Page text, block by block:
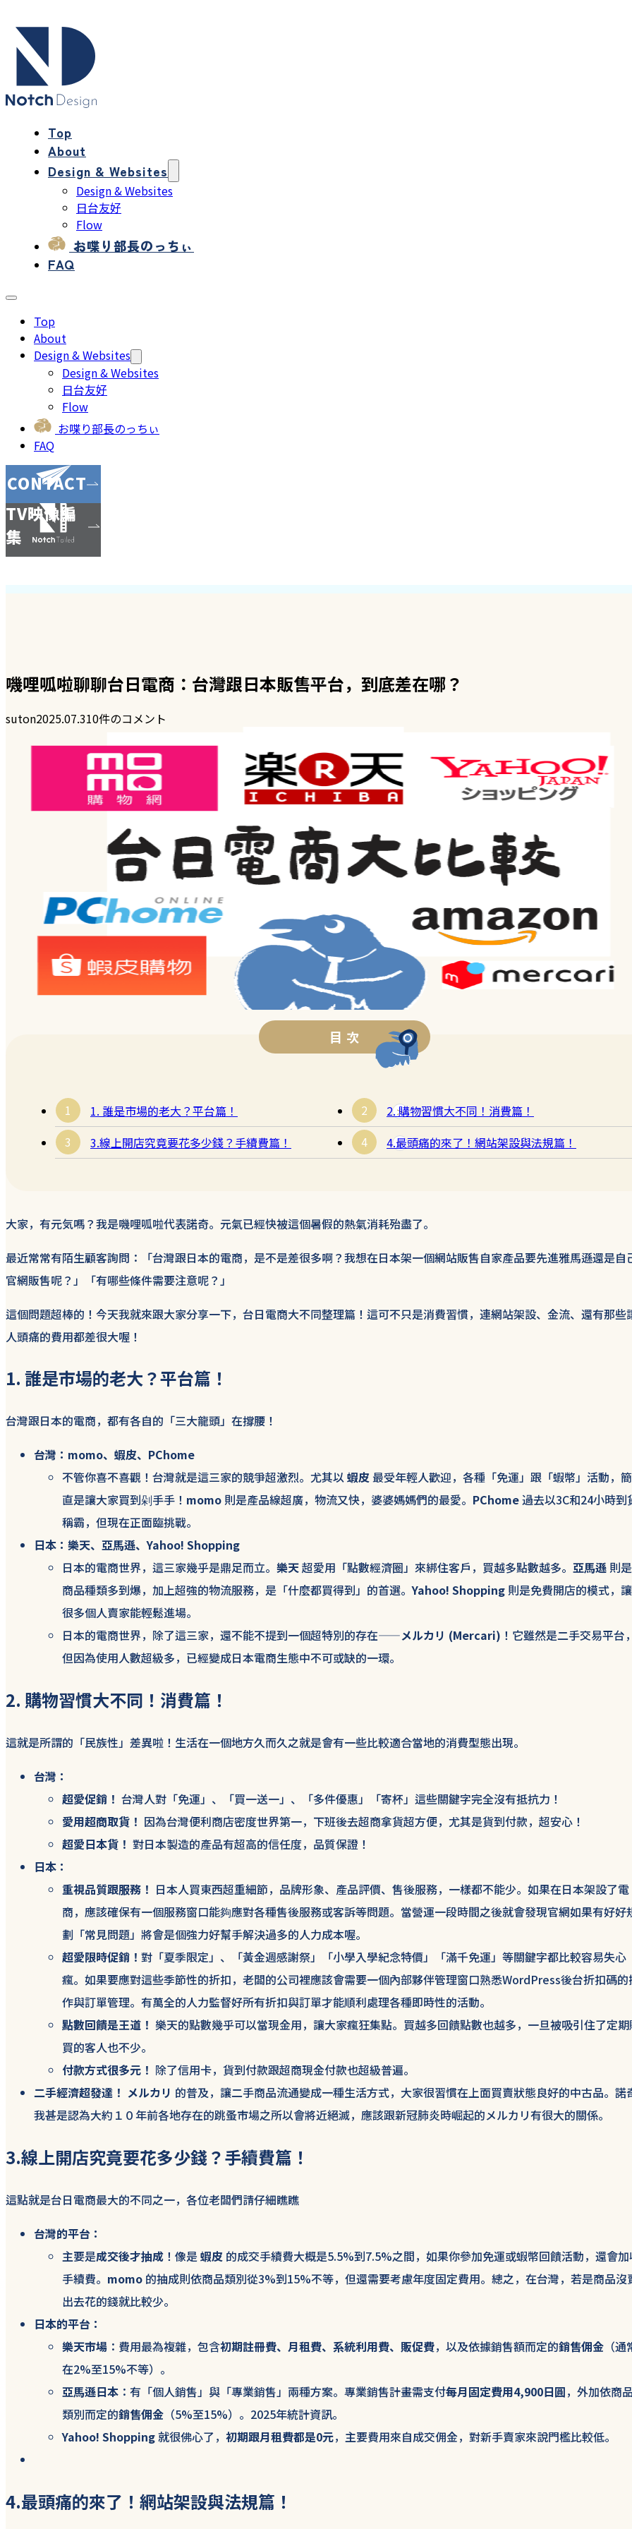
Top
About
Design & Websites
Design & Websites
日台友好
Flow
お喋り部長のっちぃ
FAQ
Top
About
Design & Websites
Design & Websites
日台友好
Flow
お喋り部長のっちぃ
FAQ
CONTACT
TV映像編
集
嘰哩呱啦聊聊台日電商：台灣跟日本販售平台，到底差在哪？
suton2025.07.310件のコメント
1. 誰是市場的老大？平台篇！
2. 購物習慣大不同！消費篇！
3.線上開店究竟要花多少錢？手續費篇！
4.最頭痛的來了！網站架設與法規篇！
目 次
大家，有元気嗎？我是嘰哩呱啦代表諾奇。元氣已經快被這個暑假的熱氣消耗殆盡了。
最近常常有陌生顧客詢問：「台灣跟日本的電商，是不是差很多啊？我想在日本架一個網站販售自家產品要先進雅馬遜還是自
官網販售呢？」「有哪些條件需要注意呢？」
這個問題超棒的！今天我就來跟大家分享一下，台日電商大不同整理篇！這可不只是消費習慣，連網站架設、金流、還有那些
人頭痛的費用都差很大喔！
1. 誰是市場的老大？平台篇！
台灣跟日本的電商，都有各自的「三大龍頭」在撐腰！
台灣：momo、蝦皮、PChome
不管你喜不喜觀！台灣就是這三家的競爭超激烈。尤其以蝦皮最受年輕人歡迎，各種「免運」跟「蝦幣」活動，簡
直是讓大家買到剁手手！ momo 則是產品線超廣，物流又快，婆婆媽媽們的最愛。 PChome過去以3C和24小時到
稱霸，但現在正面臨挑戰。
日本：樂天、亞馬遜、Yahoo! Shopping
日本的電商世界，這三家幾乎是鼎足而立。 樂天超愛用「點數經濟圈」來綁住客戶，買越多點數越多。 亞馬遜 則是
商品種類多到爆，加上超強的物流服務，是「什麼都買得到」的首選。Yahoo! Shopping 則是免費開店的模式，讓
很多個人賣家能輕鬆進場。
日本的電商世界，除了這三家，還不能不提到一個超特別的存在——メルカリ (Mercari) ！它雖然是二手交易平台
但因為使用人數超級多，已經變成日本電商生態中不可或缺的一環。
2. 購物習慣大不同！消費篇！
這就是所謂的「民族性」差異啦！生活在一個地方久而久之就是會有一些比較適合當地的消費型態出現。
台灣：
超愛促銷！ 台灣人對「免運」、「買一送一」、「多件優惠」「寄杯」這些關鍵字完全沒有抵抗力！
愛用超商取貨！ 因為台灣便利商店密度世界第一，下班後去超商拿貨超方便，尤其是貨到付款，超安心！
超愛日本貨！ 對日本製造的產品有超高的信任度，品質保證！
日本：
重視品質跟服務！ 日本人買東西超重細節，品牌形象、產品評價、售後服務，一樣都不能少。如果在日本架設了電
商，應該確保有一個服務窗口能夠應對各種售後服務或客訴等問題。當營運一段時間之後就會發現官網如果有好好
劃「常見問題」將會是個強力好幫手解決過多的人力成本喔。
超愛限時促銷！ 對「夏季限定」、「黃金週感謝祭」「小學入學紀念特價」「滿千免運」等關鍵字都比較容易失心
瘋。如果要應對這些季節性的折扣，老闆的公司裡應該會需要一個內部夥伴管理窗口熟悉WordPress後台折扣碼的
作與訂單管理。有萬全的人力監督好所有折扣與訂單才能順利處理各種即時性的活動。
點數回饋是王道！ 樂天的點數幾乎可以當現金用，讓大家瘋狂集點。買越多回饋點數也越多，一旦被吸引住了定
買的客人也不少。
付款方式很多元！ 除了信用卡，貨到付款跟超商現金付款也超級普遍。
二手經濟超發達！ メルカリ 的普及，讓二手商品流通變成一種生活方式，大家很習慣在上面買賣狀態良好的中古品。諾
我甚是認為大約１０年前各地存在的跳蚤市場之所以會將近絕滅，應該跟新冠肺炎時崛起的メルカリ有很大的關係。
3.線上開店究竟要花多少錢？手續費篇！
這點就是台日電商最大的不同之一，各位老闆們請仔細瞧瞧
台灣的平台：
主要是成交後才抽成 ！像是蝦皮 的成交手續費大概是5.5%到7.5%之間，如果你參加免運或蝦幣回饋活動，還會
手續費。 momo 的抽成則依商品類別從3%到15%不等，但還需要考慮年度固定費用。總之，在台灣，若是商品沒
出去花的錢就比較少。
日本的平台：
樂天市場 ：費用最為複雜，包含初期註冊費、月租費、系統利用費、販促費，以及依據銷售額而定的銷售佣金 （通
在2%至15%不等）。
亞馬遜日本 ：有「個人銷售」與「專業銷售」兩種方案。專業銷售計畫需支付每月固定費用4,900日圓，外加依商
類別而定的銷售佣金 （5%至15%）。2025年統計資訊。
Yahoo! Shopping就很佛心了， 初期跟月租費都是0元，主要費用來自成交佣金，對新手賣家來說門檻比較低。
4.最頭痛的來了！網站架設與法規篇！